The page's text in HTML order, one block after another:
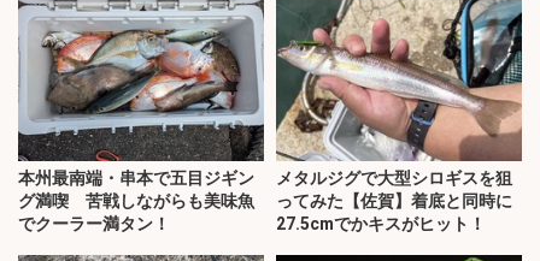
本州最南端・串本で五目ジギン
グ満喫 苦戦しながらも美味魚
でクーラー満タン！
メタルジグで大型シロギスを狙
ってみた【佐賀】着底と同時に
27.5cmでかキスがヒット！